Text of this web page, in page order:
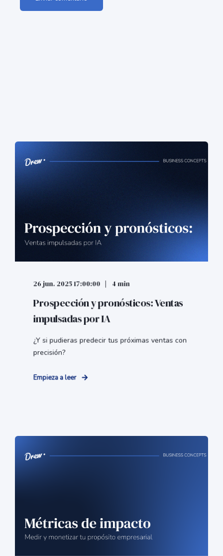
26 jun. 2025 17:00:00 4 min
Prospección y pronósticos: Ventas
impulsadas por IA
¿Y si pudieras predecir tus próximas ventas con
precisión?
Empieza a leer